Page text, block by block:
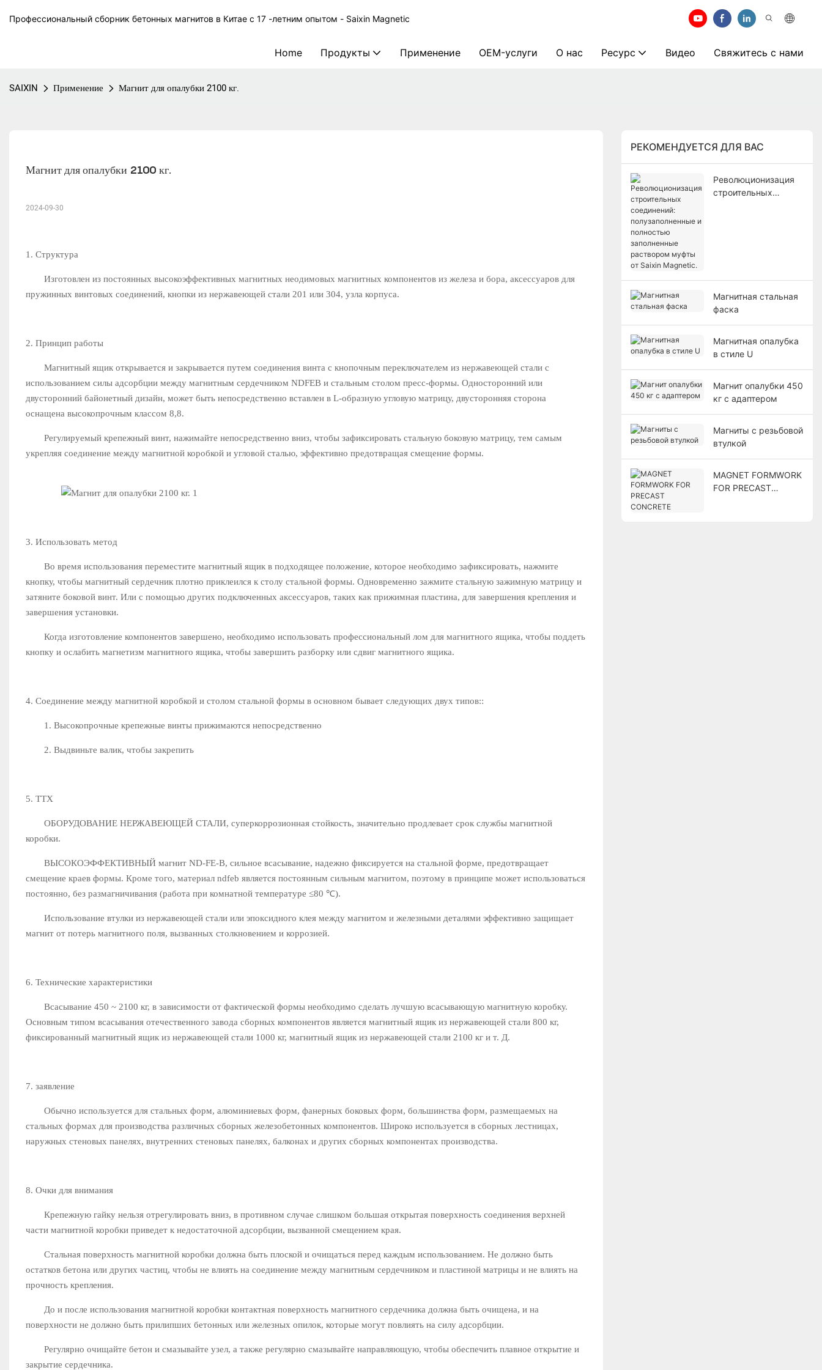
Профессиональный сборник бетонных магнитов в Китае с 17 -летним опытом - Saixin Magnetic
Home Продукты Применение OEM-услуги О нас Ресурс Видео Свяжитесь с нами
SAIXIN Применение Магнит для опалубки 2100 кг.
Магнит для опалубки 2100 кг.
2024-09-30
1. Структура
Изготовлен из постоянных высокоэффективных магнитных неодимовых магнитных компонентов из железа и бора, аксессуаров для
пружинных винтовых соединений, кнопки из нержавеющей стали 201 или 304, узла корпуса.
2. Принцип работы
Магнитный ящик открывается и закрывается путем соединения винта с кнопочным переключателем из нержавеющей стали с
использованием силы адсорбции между магнитным сердечником NDFEB и стальным столом пресс-формы. Односторонний или
двусторонний байонетный дизайн, может быть непосредственно вставлен в L-образную угловую матрицу, двусторонняя сторона
оснащена высокопрочным классом 8,8.
Регулируемый крепежный винт, нажимайте непосредственно вниз, чтобы зафиксировать стальную боковую матрицу, тем самым
укрепляя соединение между магнитной коробкой и угловой сталью, эффективно предотвращая смещение формы.
3. Использовать метод
Во время использования переместите магнитный ящик в подходящее положение, которое необходимо зафиксировать, нажмите
кнопку, чтобы магнитный сердечник плотно приклеился к столу стальной формы. Одновременно зажмите стальную зажимную матрицу и
затяните боковой винт. Или с помощью других подключенных аксессуаров, таких как прижимная пластина, для завершения крепления и
завершения установки.
Когда изготовление компонентов завершено, необходимо использовать профессиональный лом для магнитного ящика, чтобы поддеть
кнопку и ослабить магнетизм магнитного ящика, чтобы завершить разборку или сдвиг магнитного ящика.
4. Соединение между магнитной коробкой и столом стальной формы в основном бывает следующих двух типов::
1. Высокопрочные крепежные винты прижимаются непосредственно
2. Выдвиньте валик, чтобы закрепить
5. ТТХ
ОБОРУДОВАНИЕ НЕРЖАВЕЮЩЕЙ СТАЛИ, суперкоррозионная стойкость, значительно продлевает срок службы магнитной
коробки.
ВЫСОКОЭФФЕКТИВНЫЙ магнит ND-FE-B, сильное всасывание, надежно фиксируется на стальной форме, предотвращает
смещение краев формы. Кроме того, материал ndfeb является постоянным сильным магнитом, поэтому в принципе может использоваться
постоянно, без размагничивания (работа при комнатной температуре ≤80 ℃).
Использование втулки из нержавеющей стали или эпоксидного клея между магнитом и железными деталями эффективно защищает
магнит от потерь магнитного поля, вызванных столкновением и коррозией.
6. Технические характеристики
Всасывание 450 ~ 2100 кг, в зависимости от фактической формы необходимо сделать лучшую всасывающую магнитную коробку.
Основным типом всасывания отечественного завода сборных компонентов является магнитный ящик из нержавеющей стали 800 кг,
фиксированный магнитный ящик из нержавеющей стали 1000 кг, магнитный ящик из нержавеющей стали 2100 кг и т. Д.
7. заявление
Обычно используется для стальных форм, алюминиевых форм, фанерных боковых форм, большинства форм, размещаемых на
стальных формах для производства различных сборных железобетонных компонентов. Широко используется в сборных лестницах,
наружных стеновых панелях, внутренних стеновых панелях, балконах и других сборных компонентах производства.
8. Очки для внимания
Крепежную гайку нельзя отрегулировать вниз, в противном случае слишком большая открытая поверхность соединения верхней
части магнитной коробки приведет к недостаточной адсорбции, вызванной смещением края.
Стальная поверхность магнитной коробки должна быть плоской и очищаться перед каждым использованием. Не должно быть
остатков бетона или других частиц, чтобы не влиять на соединение между магнитным сердечником и пластиной матрицы и не влиять на
прочность крепления.
До и после использования магнитной коробки контактная поверхность магнитного сердечника должна быть очищена, и на
поверхности не должно быть прилипших бетонных или железных опилок, которые могут повлиять на силу адсорбции.
Регулярно очищайте бетон и смазывайте узел, а также регулярно смазывайте направляющую, чтобы обеспечить плавное открытие и
закрытие сердечника.
РЕКОМЕНДУЕТСЯ ДЛЯ ВАС
Революционизация
строительных
Магнитная стальная
фаска
Магнитная опалубка
в стиле U
Магнит опалубки 450
кг с адаптером
Магниты с резьбовой
втулкой
MAGNET FORMWORK
FOR PRECAST